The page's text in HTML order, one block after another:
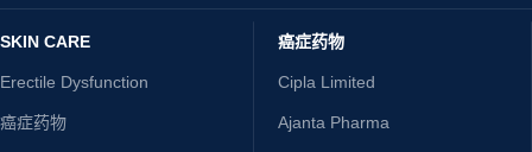
SKIN CARE
Erectile Dysfunction
癌症药物
癌症药物
Cipla Limited
Ajanta Pharma